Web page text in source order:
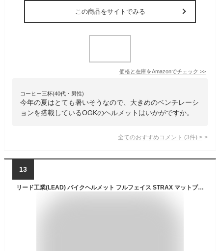
この商品をサイトでみる
価格と在庫をAmazonでチェック >>
コーヒー三杯(40代・男性)
今年の夏はとても暑いそうなので、大きめのベンチレーシ
ョンを搭載しているOGKのヘルメットはいかがですか。
全てのおすすめコメント (3件) >
13
リード工業(LEAD) バイクヘルメット フルフェイス STRAX マットブラック LLサイズ 61-62cm未満 SF-12